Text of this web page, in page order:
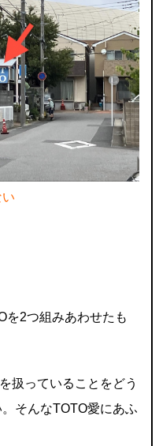
を2つ組みあわせたも
扱っていることをどう
そんなTOTO愛にあふ